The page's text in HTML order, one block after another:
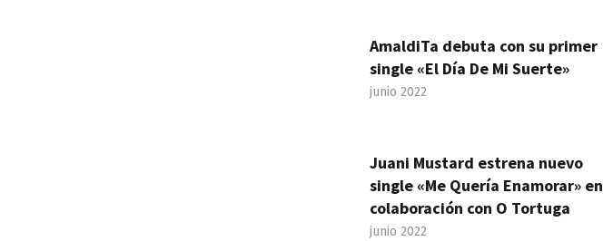
AmaldiTa debuta con su primer
single «El Día De Mi Suerte»
junio 2022
Juani Mustard estrena nuevo
single «Me Quería Enamorar» en
colaboración con O Tortuga
junio 2022